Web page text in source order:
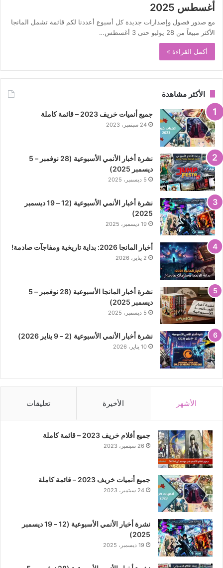
أغسطس 2025
مع صدور فصول وإصدارات جديدة كل أسبوع أعددنا لكم قائمة تشمل المانجا
الأكثر مبيعاً من 28 يوليو حتى 3 أغسطس…
أكمل القراءة »
الأكثر مشاهدة
جميع أنميات خريف 2023 – قائمة كاملة
24 سبتمبر، 2023
نشرة أخبار الأنمي الأسبوعية (28 نوفمبر – 5
ديسمبر 2025)
5 ديسمبر، 2025
نشرة أخبار الأنمي الأسبوعية (12 – 19 ديسمبر
2025)
19 ديسمبر، 2025
أخبار المانجا 2026: بداية تاريخية ومفاجآت صادمة!
2 يناير، 2026
نشرة أخبار المانجا الأسبوعية (28 نوفمبر – 5
ديسمبر 2025)
5 ديسمبر، 2025
نشرة أخبار الأنمي الأسبوعية (2 – 9 يناير 2026)
10 يناير، 2026
الأشهر الأخيرة تعليقات
جميع أفلام خريف 2023 – قائمة كاملة
26 سبتمبر، 2023
جميع أنميات خريف 2023 – قائمة كاملة
24 سبتمبر، 2023
نشرة أخبار الأنمي الأسبوعية (12 – 19 ديسمبر
2025)
19 ديسمبر، 2025